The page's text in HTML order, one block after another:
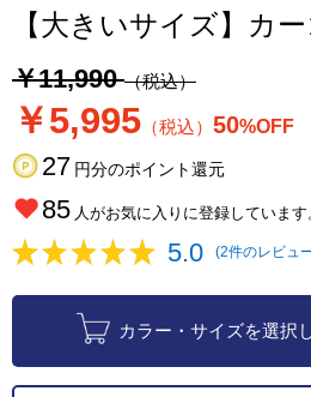
【大きいサイズ】カ
￥11,990（税込）
￥5,995 （税込） 50%OFF
27 円分のポイント還元
85 人がお気に入りに登録しています
5.0 (2件のレビュ
カラー・サイズを選択